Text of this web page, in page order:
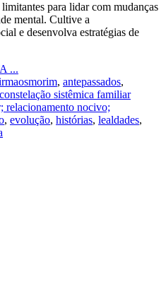
para lidar com mudanças
mental. Cultive a
e desenvolva estratégias de
...
, antepassados,
constelação sistêmica familiar
relacionamento nocivo;
, evolução, histórias, lealdades,